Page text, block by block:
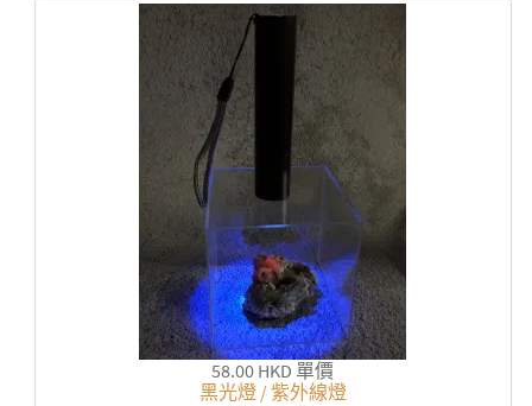
58.00 HKD 單價
黑光燈 / 紫外線燈